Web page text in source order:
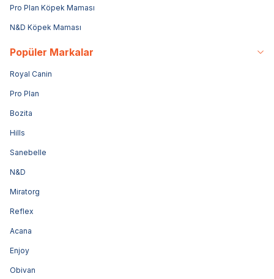
Pro Plan Köpek Maması
N&D Köpek Maması
Popüler Markalar
Royal Canin
Pro Plan
Bozita
Hills
Sanebelle
N&D
Miratorg
Reflex
Acana
Enjoy
Obivan